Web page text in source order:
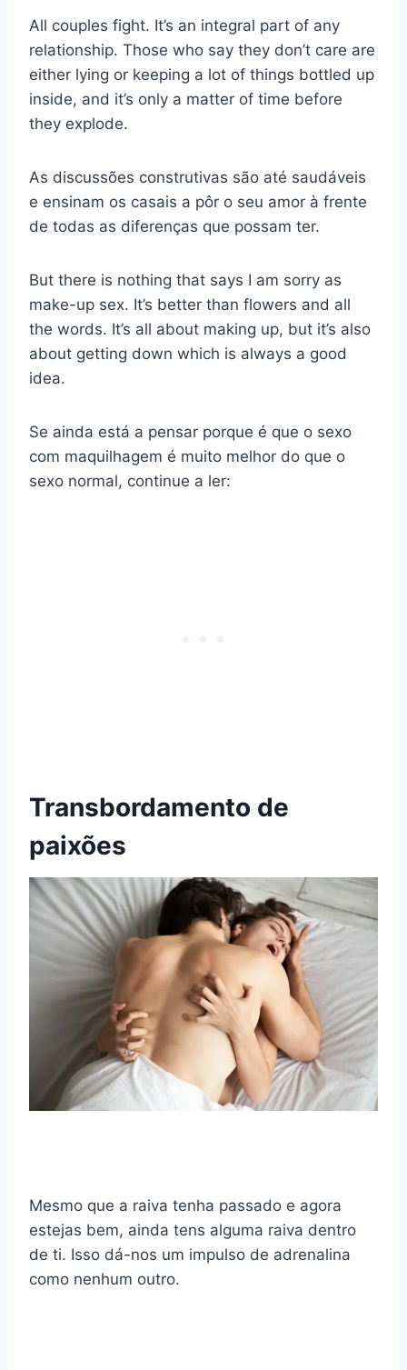
All couples fight. It’s an integral part of any
relationship. Those who say they don’t care are
either lying or keeping a lot of things bottled up
inside, and it’s only a matter of time before
they explode.
As discussões construtivas são até saudáveis
e ensinam os casais a pôr o seu amor à frente
de todas as diferenças que possam ter.
But there is nothing that says I am sorry as
make-up sex. It’s better than flowers and all
the words. It’s all about making up, but it’s also
about getting down which is always a good
idea.
Se ainda está a pensar porque é que o sexo
com maquilhagem é muito melhor do que o
sexo normal, continue a ler:
Transbordamento de
paixões
Mesmo que a raiva tenha passado e agora
estejas bem, ainda tens alguma raiva dentro
de ti. Isso dá-nos um impulso de adrenalina
como nenhum outro.